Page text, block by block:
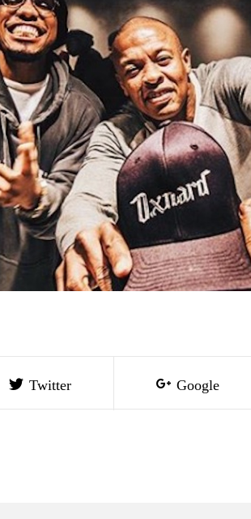
Twitter Google